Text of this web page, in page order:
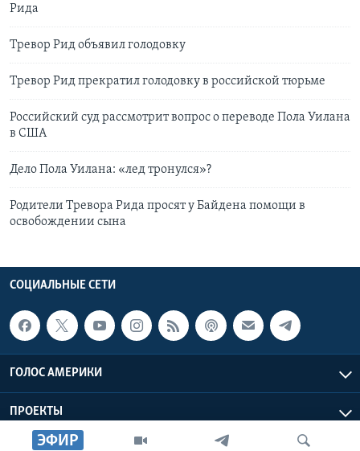
ЭФИР
Рида
Тревор Рид объявил голодовку
Тревор Рид прекратил голодовку в российской тюрьме
Российский суд рассмотрит вопрос о переводе Пола Уилана
в США
Дело Пола Уилана: «лед тронулся»?
Родители Тревора Рида просят у Байдена помощи в
освобождении сына
СОЦИАЛЬНЫЕ СЕТИ
ГОЛОС АМЕРИКИ
ПРОЕКТЫ